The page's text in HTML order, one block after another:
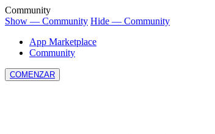
Community
Show — Community Hide — Community
App Marketplace
Community
COMENZAR